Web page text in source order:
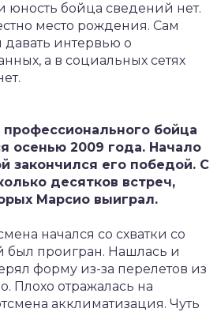
юность бойца сведений нет.
место рождения. Сам
интервью о
а в социальных сетях
бойца
осенью 2009 года. Начало
закончился его победой. С
десятков встреч,
Марсио выиграл.
начался со схватки со
был проигран. Нашлась и
форму из-за перелетов из
Плохо отражалась на
акклиматизация. Чуть